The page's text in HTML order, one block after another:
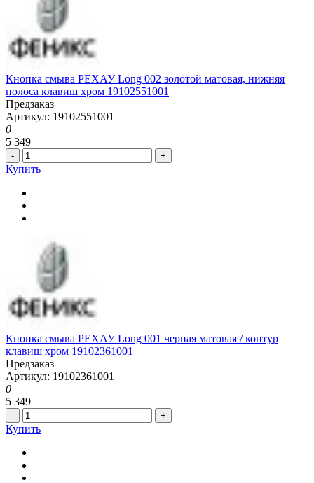
Кнопка смыва РЕХАУ Long 002 золотой матовая, нижняя
полоса клавиш хром 19102551001
Предзаказ
Артикул: 19102551001
0
5 349
- +
Купить
Кнопка смыва РЕХАУ Long 001 черная матовая / контур
клавиш хром 19102361001
Предзаказ
Артикул: 19102361001
0
5 349
- +
Купить